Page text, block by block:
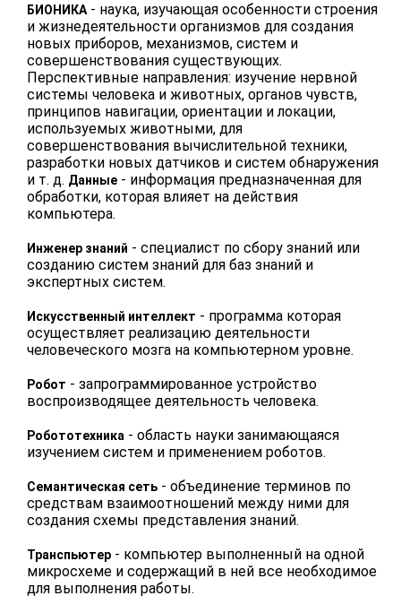
БИОНИКА- наука, изучающая особенности строения
и жизнедеятельности организмов для создания
новых приборов, механизмов, систем и
совершенствования существующих.
Перспективные направления: изучение нервной
системы человека и животных, органов чувств,
принципов навигации, ориентации и локации,
используемых животными, для
совершенствования вычислительной техники,
разработки новых датчиков и систем обнаружения
и т. д. Данные - информация предназначенная для
обработки, которая влияет на действия
компьютера.
Инженер знаний - специалист по сбору знаний или
созданию систем знаний для баз знаний и
экспертных систем.
Искусственный интеллект - программа которая
осуществляет реализацию деятельности
человеческого мозга на компьютерном уровне.
Робот - запрограммированное устройство
воспроизводящее деятельность человека.
Робототехника - область науки занимающаяся
изучением систем и применением роботов.
Семантическая сеть - объединение терминов по
средствам взаимоотношений между ними для
создания схемы представления знаний.
Транспьютер - компьютер выполненный на одной
микросхеме и содержащий в ней все необходимое
для выполнения работы.